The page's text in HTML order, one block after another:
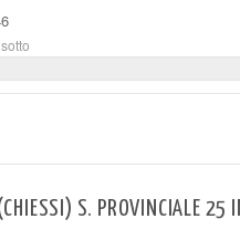
S. PROVINCIALE 25